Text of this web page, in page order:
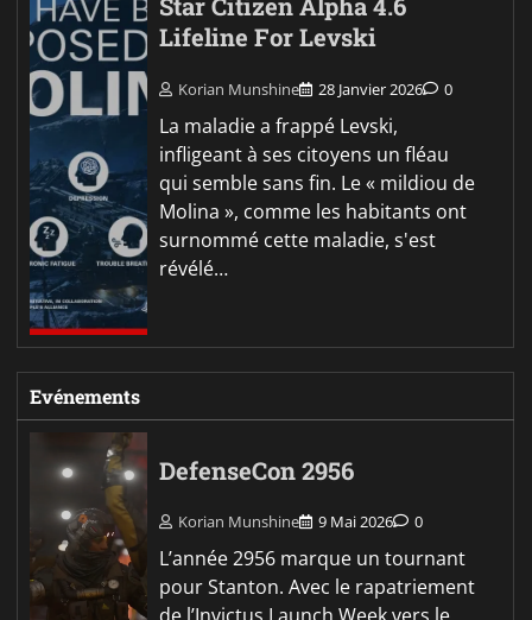
Star Citizen Alpha 4.6
Lifeline For Levski
Korian Munshine 28 Janvier 2026 0
La maladie a frappé Levski,
infligeant à ses citoyens un fléau
qui semble sans fin. Le « mildiou de
Molina », comme les habitants ont
surnommé cette maladie, s'est
révélé…
Evénements
DefenseCon 2956
Korian Munshine 9 Mai 2026 0
L’année 2956 marque un tournant
pour Stanton. Avec le rapatriement